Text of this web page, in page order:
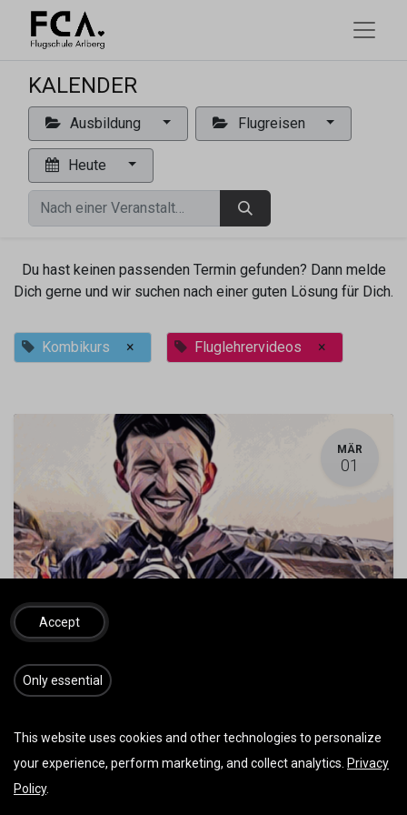
KALENDER
Ausbildung Flugreisen
Heute
Du hast keinen passenden Termin gefunden? Dann melde
Dich gerne und wir suchen nach einer guten Lösung für Dich.
Kombikurs × Fluglehrervideos ×
MÄR
01
Fluglehrervideos 2026 Ganzjährig
Schnifis,Österreich
Accept
​​​Only essential
This website uses cookies and other technologies to personalize
your experience, perform marketing, and collect analytics. Privacy
Policy.